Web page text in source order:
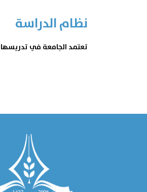
نظام الدراسة
تعتمد الجامعة في